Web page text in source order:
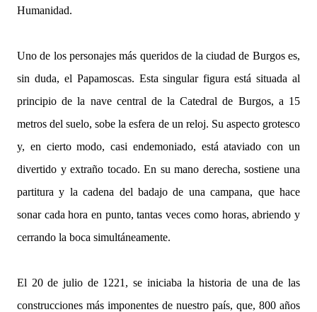
Humanidad.
Uno de los personajes más queridos de la ciudad de Burgos es,
sin duda, el Papamoscas. Esta singular figura está situada al
principio de la nave central de la Catedral de Burgos, a 15
metros del suelo, sobe la esfera de un reloj. Su aspecto grotesco
y, en cierto modo, casi endemoniado, está ataviado con un
divertido y extraño tocado. En su mano derecha, sostiene una
partitura y la cadena del badajo de una campana, que hace
sonar cada hora en punto, tantas veces como horas, abriendo y
cerrando la boca simultáneamente.
El 20 de julio de 1221, se iniciaba la historia de una de las
construcciones más imponentes de nuestro país, que, 800 años